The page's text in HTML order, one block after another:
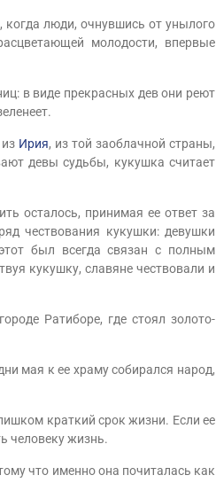
люди, очнувшись от унылого
молодости, впервые
в виде прекрасных дев они реют
Ирия, из той заоблачной страны,
девы судьбы, кукушка считает
осталось, принимая ее ответ за
чествования кукушки: девушки
был всегда связан с полным
кукушку, славяне чествовали и
Ратиборе, где стоял золото-
мая к ее храму собирался народ,
краткий срок жизни. Если ее
человеку жизнь.
что именно она почиталась как